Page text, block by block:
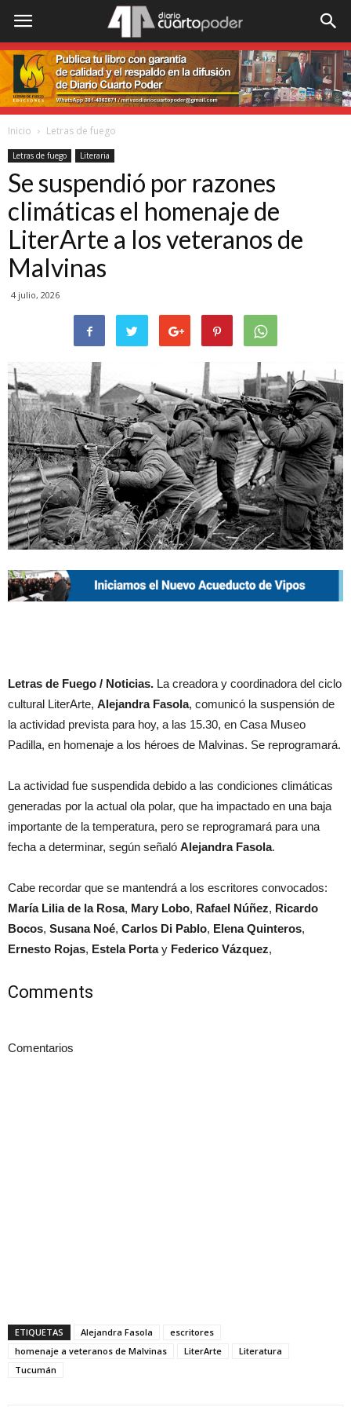
Inicio Letras de fuego
Letras de fuego Literaria
Se suspendió por razones
climáticas el homenaje de
LiterArte a los veteranos de
Malvinas
4 julio, 2026
Letras de Fuego / Noticias. La creadora y coordinadora del ciclo
cultural LiterArte, Alejandra Fasola, comunicó la suspensión de
la actividad prevista para hoy, a las 15.30, en Casa Museo
Padilla, en homenaje a los héroes de Malvinas. Se reprogramará.
La actividad fue suspendida debido a las condiciones climáticas
generadas por la actual ola polar, que ha impactado en una baja
importante de la temperatura, pero se reprogramará para una
fecha a determinar, según señaló Alejandra Fasola.
Cabe recordar que se mantendrá a los escritores convocados:
María Lilia de la Rosa, Mary Lobo, Rafael Núñez, Ricardo
Bocos, Susana Noé, Carlos Di Pablo, Elena Quinteros,
Ernesto Rojas, Estela Portay Federico Vázquez,
Comments
Comentarios
ETIQUETAS Alejandra Fasola
escritores
homenaje a veteranos de Malvinas
LiterArte
Literatura
Tucumán